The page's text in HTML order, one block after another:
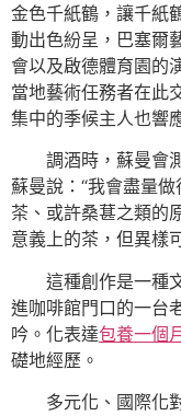
金色千紙鶴，讓千紙
動出色紛呈，巴塞爾
會以及啟德體育園的
當地藝術任務者在此
集中的季候主人也響
調酒時，蘇曼會
蘇曼說：“我會盡量
茶、或許桑葚之類的
意義上的茶，但異樣
這種創作是一種
進咖啡館門口的一台
吟。化表達包養一個
礎地經歷。
多元化、國際化